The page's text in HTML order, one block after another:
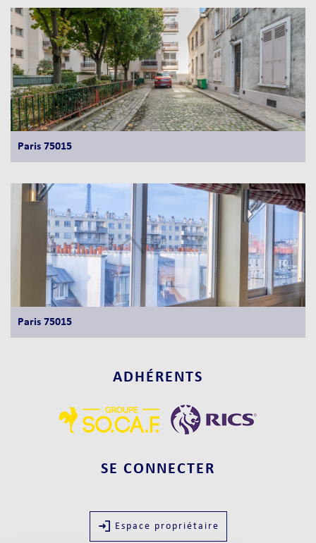
Paris 75015
Paris 75015
ADHÉRENTS
SE CONNECTER
Espace propriétaire